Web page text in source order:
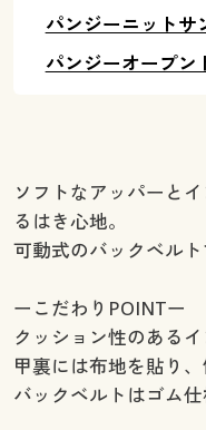
パンジーニットサ
パンジーオープン
ソフトなアッパーと
るはき心地。
可動式のバックベル
ーこだわりPOINTー
クッション性のある
甲裏には布地を貼り、
バックベルトはゴム仕